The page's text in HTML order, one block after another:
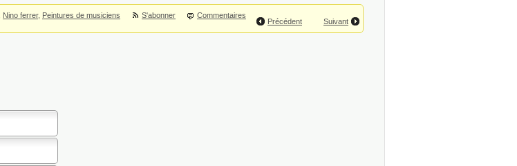
Nino ferrer, Peintures de musiciens S'abonner Commentaires
Précédent Suivant